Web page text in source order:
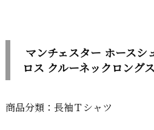
マンチェスター ホースシ
ロス クルーネックロング
商品分類：長袖Ｔシャツ